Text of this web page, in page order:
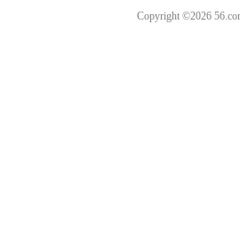
Copyright ©2026